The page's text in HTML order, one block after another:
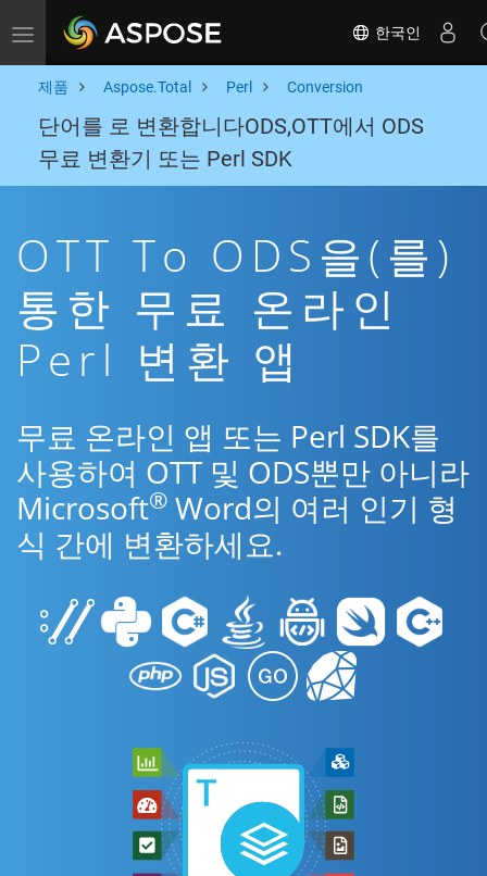
Toggle navigation 한국인
제품 Aspose.Total Perl Conversion
단어를 로 변환합니다ODS,OTT에서 ODS
무료 변환기 또는 Perl SDK
OTT To ODS을(를)
통한 무료 온라인
Perl 변환 앱
무료 온라인 앱 또는 Perl SDK를
사용하여 OTT 및 ODS뿐만 아니라
Microsoft® Word의 여러 인기 형
식 간에 변환하세요.